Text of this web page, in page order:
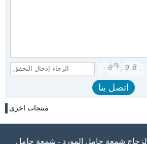
منتجات اخرى
الزجاج شمعة حامل المورد - شمعة حامل